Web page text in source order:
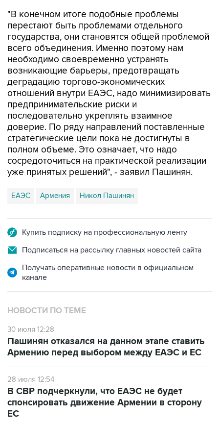
"В конечном итоге подобные проблемы
перестают быть проблемами отдельного
государства, они становятся общей проблемой
всего объединения. Именно поэтому нам
необходимо своевременно устранять
возникающие барьеры, предотвращать
деградацию торгово-экономических
отношений внутри ЕАЭС, надо минимизировать
предпринимательские риски и
последовательно укреплять взаимное
доверие. По ряду направлений поставленные
стратегические цели пока не достигнуты в
полном объеме. Это означает, что надо
сосредоточиться на практической реализации
уже принятых решений", - заявил Пашинян.
ЕАЭС Армения Никол Пашинян
Купить подписку на профессиональную ленту
Подписаться на рассылку главных новостей сайта
Получать оперативные новости в официальном
канале
НОВОСТИ ПО ТЕМЕ
30 июля 12:28
Пашинян отказался на данном этапе ставить
Армению перед выбором между ЕАЭС и ЕС
28 июля 12:54
В СВР подчеркнули, что ЕАЭС не будет
спонсировать движение Армении в сторону
ЕС